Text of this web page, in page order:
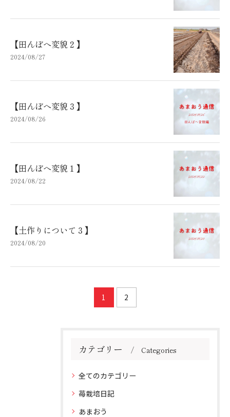
【田んぼへ変貌２】
2024/08/27
【田んぼへ変貌３】
2024/08/26
【田んぼへ変貌１】
2024/08/22
【土作りについて３】
2024/08/20
1 2
カテゴリー Categories
全てのカテゴリー
苺栽培日記
あまおう